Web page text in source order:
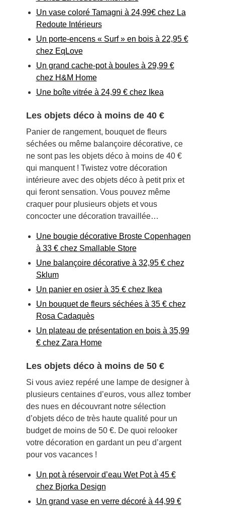
Un vase coloré Tamagni à 24,99€ chez La
Redoute Intérieurs
Un porte-encens « Surf » en bois à 22,95 €
chez EqLove
Un grand cache-pot à boules à 29,99 €
chez H&M Home
Une boîte vitrée à 24,99 € chez Ikea
Les objets déco à moins de 40 €
Panier de rangement, bouquet de fleurs
séchées ou même balançoire décorative, ce
ne sont pas les objets déco à moins de 40 €
qui manquent ! Twistez votre décoration
intérieure avec des objets déco à petit prix et
qui feront sensation. Vous pouvez même
craquer pour plusieurs objets et vous
concocter une décoration travaillée…
Une bougie décorative Broste Copenhagen
à 33 € chez Smallable Store
Une balançoire décorative à 32,95 € chez
Sklum
Un panier en osier à 35 € chez Ikea
Un bouquet de fleurs séchées à 35 € chez
Rosa Cadaquès
Un plateau de présentation en bois à 35,99
€ chez Zara Home
Les objets déco à moins de 50 €
Si vous aviez repéré une lampe de designer à
plusieurs centaines d’euros, vous allez tomber
des nues en découvrant notre sélection
d’objets déco de très haute qualité pour un
budget de moins de 50 €. De quoi relooker
votre décoration en gardant un peu d’argent
pour vos vacances !
Un pot à réservoir d’eau Wet Pot à 45 €
chez Bjorka Design
Un grand vase en verre décoré à 44,99 €